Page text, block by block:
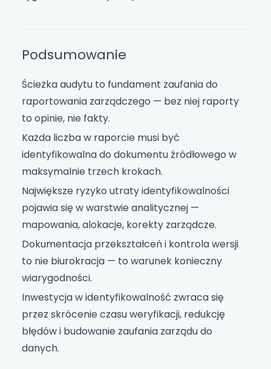
Podsumowanie
Ścieżka audytu to fundament zaufania do
raportowania zarządczego — bez niej raporty
to opinie, nie fakty.
Każda liczba w raporcie musi być
identyfikowalna do dokumentu źródłowego w
maksymalnie trzech krokach.
Największe ryzyko utraty identyfikowalności
pojawia się w warstwie analitycznej —
mapowania, alokacje, korekty zarządcze.
Dokumentacja przekształceń i kontrola wersji
to nie biurokracja — to warunek konieczny
wiarygodności.
Inwestycja w identyfikowalność zwraca się
przez skrócenie czasu weryfikacji, redukcję
błędów i budowanie zaufania zarządu do
danych.